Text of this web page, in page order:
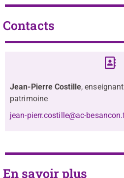
Contacts
Jean-Pierre Costille,
patrimoine
jean-pierr.costille@ac-
En savoir plus